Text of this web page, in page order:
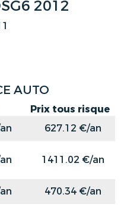
2012
AUTO
Prix tous risque
627.12 €/an
1411.02 €/an
470.34 €/an